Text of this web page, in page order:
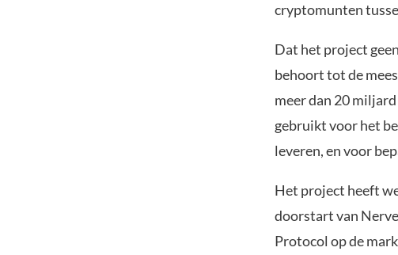
cryptomunten
Dat het project
behoort tot de
meer dan 20
gebruikt voor het
leveren, en voor
Het project heeft
doorstart van
Protocol op de